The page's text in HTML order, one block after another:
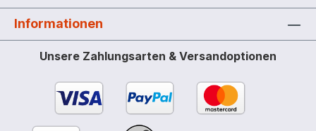
Informationen
Unsere Zahlungsarten & Versandoptionen